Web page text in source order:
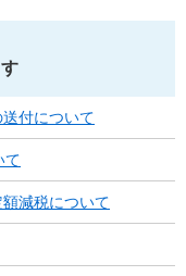
付について
て
減税について